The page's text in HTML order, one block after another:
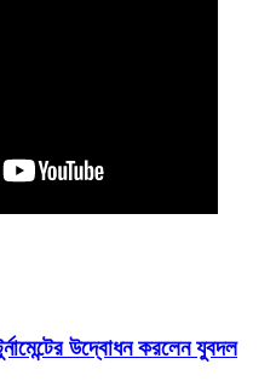
উদ্বোধন করলেন যুবদল